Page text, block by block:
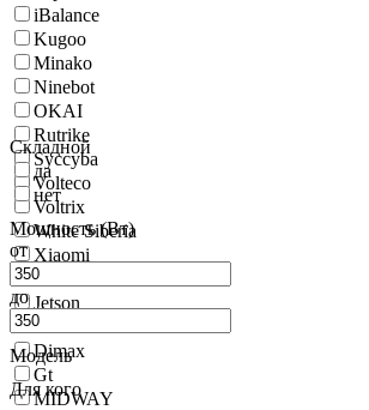
iBalance
Kugoo
Minako
Ninebot
OKAI
Rutrike
Syccyba
Volteco
Voltrix
White Siberia
Xiaomi
Yokamura
Jetson
INTRO
Dimax
Gt
MIDWAY
Складной
да
нет
Мощность (Вт)
от
до
Модель
Для кого